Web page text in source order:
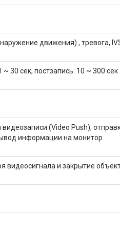
движения) , тревога,
30 сек, постзапись: 10 ~ 300 сек
(Video Push),
информации на монитор
видеосигнала и закрытие